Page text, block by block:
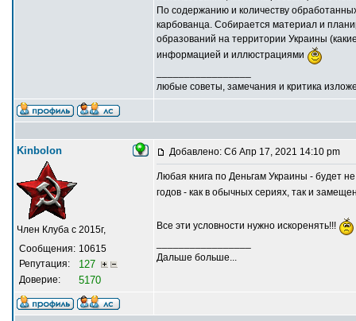
По содержанию и количеству
карбованца. Собирается материал и
образований на территории Украины
информацией и иллюстрациями
любые советы, замечания и критика
Kinbolon
Член Клуба с 2015г,
Сообщения: 10615
Репутация:
127
Доверие: 5170
Добавлено: Сб Апр 17, 2021 14:10 pm
Любая книга по Деньгам Украины - будет
годов - как в обычных сериях, так и
Все эти условности нужно искоренять!!!
Дальше больше...